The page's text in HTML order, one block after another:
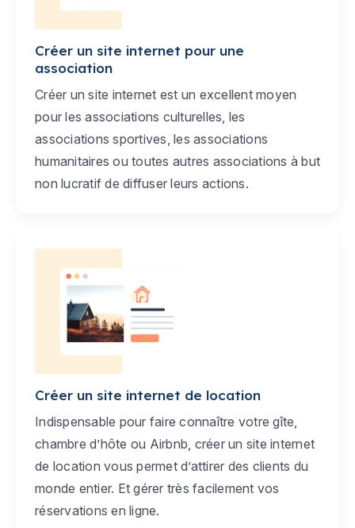
Créer un site internet pour une
association
Créer un site internet est un excellent moyen
pour les associations culturelles, les
associations sportives, les associations
humanitaires ou toutes autres associations à but
non lucratif de diffuser leurs actions.
Créer un site internet de location
Indispensable pour faire connaître votre gîte,
chambre d’hôte ou Airbnb, créer un site internet
de location vous permet d’attirer des clients du
monde entier. Et gérer très facilement vos
réservations en ligne.